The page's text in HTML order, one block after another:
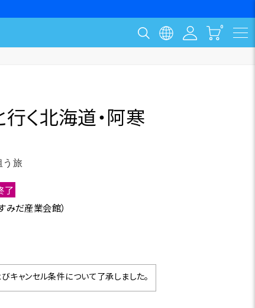
行く北海道・阿寒
う旅
了
だ産業会館）
ャンセル条件について了承しました。